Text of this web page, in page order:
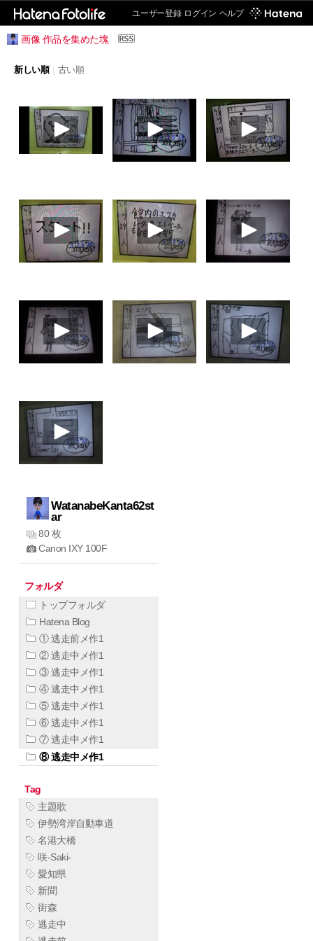
ユーザー登録 ログイン ヘルプ
画像 作品を集めた塊
新しい順 | 古い順
WatanabeKanta62st
ar
80 枚
Canon IXY 100F
フォルダ
トップフォルダ
Hatena Blog
① 逃走前メ作1
② 逃走中メ作1
③ 逃走中メ作1
④ 逃走中メ作1
⑤ 逃走中メ作1
⑥ 逃走中メ作1
⑦ 逃走中メ作1
⑧ 逃走中メ作1
Tag
主題歌
伊勢湾岸自動車道
名港大橋
咲-Saki-
愛知県
新聞
街森
逃走中